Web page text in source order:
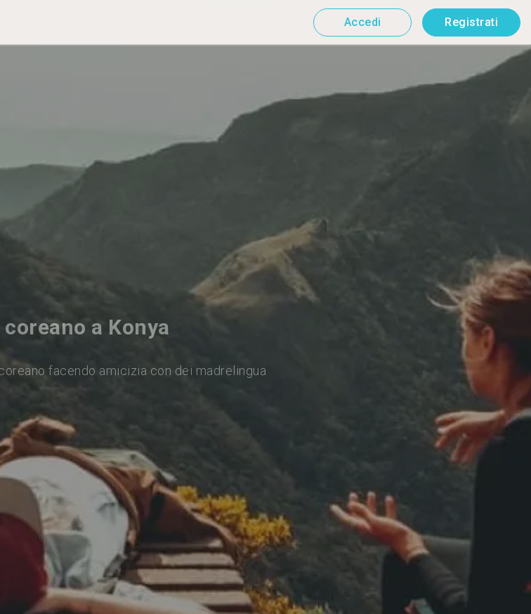
Accedi Registrati
coreano a Konya
facendo amicizia con dei madrelingua